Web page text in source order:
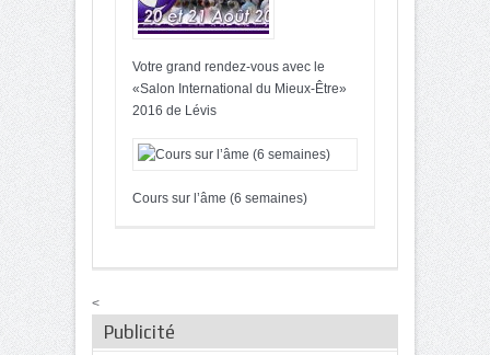
Votre grand rendez-vous avec le
«Salon International du Mieux-Être»
2016 de Lévis
Cours sur l’âme (6 semaines)
<
Publicité